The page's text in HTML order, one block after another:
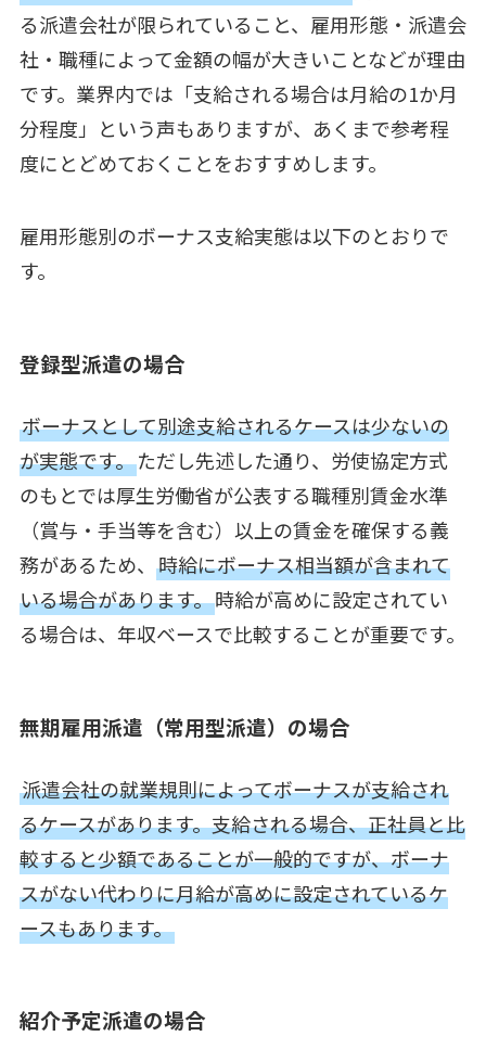
る派遣会社が限られていること、雇用形態・派遣会
社・職種によって金額の幅が大きいことなどが理由
です。業界内では「支給される場合は月給の1か月
分程度」という声もありますが、あくまで参考程
度にとどめておくことをおすすめします。
雇用形態別のボーナス支給実態は以下のとおりで
す。
登録型派遣の場合
ボーナスとして別途支給されるケースは少ないの
が実態です。ただし先述した通り、労使協定方式
のもとでは厚生労働省が公表する職種別賃金水準
（賞与・手当等を含む）以上の賃金を確保する義
務があるため、 時給にボーナス相当額が含まれて
いる場合があります。時給が高めに設定されてい
る場合は、年収ベースで比較することが重要です。
無期雇用派遣（常用型派遣）の場合
派遣会社の就業規則によってボーナスが支給され
るケースがあります。支給される場合、正社員と比
較すると少額であることが一般的ですが、ボーナ
スがない代わりに月給が高めに設定されているケ
ースもあります。
紹介予定派遣の場合